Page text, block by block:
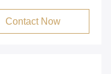
Contact Now